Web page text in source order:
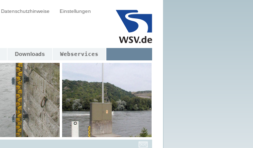
Datenschutzhinweise Einstellungen
Downloads Webservices